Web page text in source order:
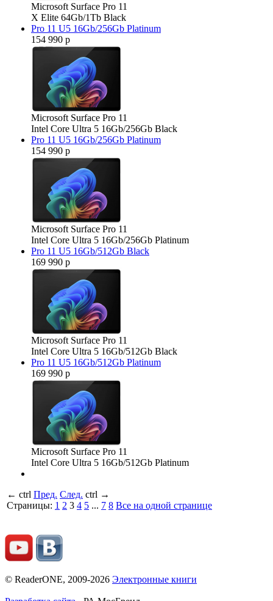
Microsoft Surface Pro 11
X Elite 64Gb/1Tb Black
Pro 11 U5 16Gb/256Gb Platinum
154 990 р
Microsoft Surface Pro 11
Intel Core Ultra 5 16Gb/256Gb Black
Pro 11 U5 16Gb/256Gb Platinum
154 990 р
Microsoft Surface Pro 11
Intel Core Ultra 5 16Gb/256Gb Platinum
Pro 11 U5 16Gb/512Gb Black
169 990 р
Microsoft Surface Pro 11
Intel Core Ultra 5 16Gb/512Gb Black
Pro 11 U5 16Gb/512Gb Platinum
169 990 р
Microsoft Surface Pro 11
Intel Core Ultra 5 16Gb/512Gb Platinum
← ctrl Пред. След. ctrl →
Страницы: 1 2 3 4 5 ... 7 8 Все на одной странице
© ReaderONE, 2009-2026 Электронные книги